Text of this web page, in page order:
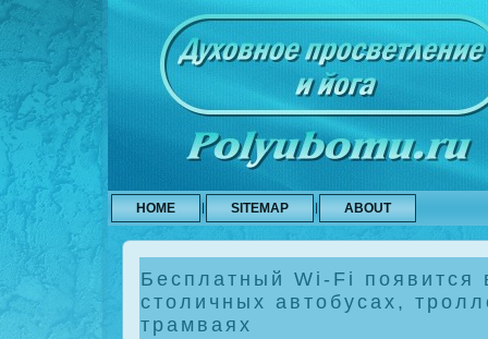
HOME SITEMAP ABOUT
Бесплатный Wi-Fi появится
столичных автобусах,
трамваях